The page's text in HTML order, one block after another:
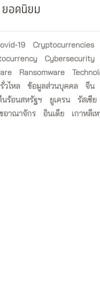
ยอดนิยม
19
Cryptocurrencies
Cybersecurity
Ransomware
วไหล
ข้อมูลส่วนบุคคล
จีน
นร้อนสหรัฐฯ
ยูเครน รัสเซีย
อาณาจักร
อินเดีย เกาหลีเ